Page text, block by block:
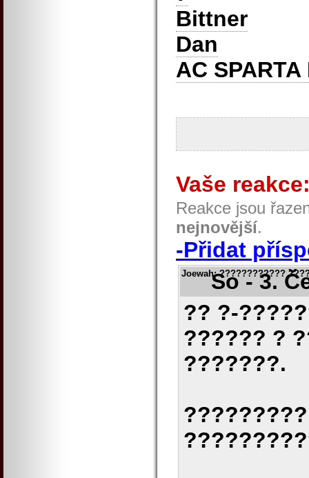
Bittner
Dan
AC SPARTA
Vaše
Reakce jsou
nejnovější.
-Přidat
Joewah: ????????????
So - 3.
?? ?-
?????? ?
???????.